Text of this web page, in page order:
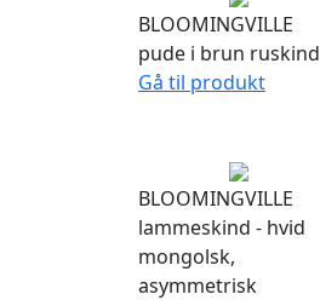
BLOOMINGVILLE
pude i brun ruskind
Gå til produkt
BLOOMINGVILLE
lammeskind - hvid
mongolsk,
asymmetrisk